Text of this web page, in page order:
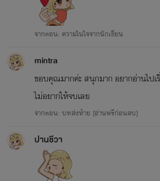
12. กับดักรัก กับดักร้าย! (อัทธ์ X ลินิน) วางขายแล้ว
13. รักต้องห้าม PART I (คาลเวิร์ต X มินตรา – เคเรนด์ X มิล่า)
14. ต้องห้ามรัก (คาลเวิร์ต X มินตรา – เคเรนด์ X มิล่า) วางขา
15. Bad Love of Doctor รักร้ายของคุณชายหมอ (น้ำชา X
16. Savage Love ร้ายรัก (น้ำไนล์ x เขินอาย) วางขายแล้ว
17. Losing Love พ่ายรัก (สายฟ้า x ขนมแป้ง) วางขายแล้ว
18. Warm Love อุ่นรัก (เตชินท์ x พิ้งค์พลอย) วางขายแล้ว
19. ดาราลวงรัก (กรุงโรม x ดาราภัส) Sense of Love Project
จากตอน: ความในใจจากนักเขียน
mintra
ขอบคุณมากค่ะ สนุกมาก อยากอ่านไปเ
ไม่อยากให้จบเลย
จากตอน: บทส่งท้าย [อ่านฟรีก่อนลบ]
ปานชีวา